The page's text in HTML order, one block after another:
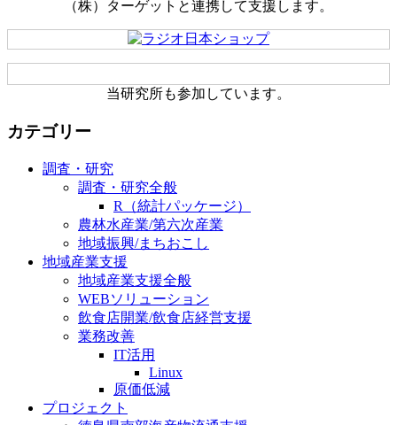
（株）ターゲットと連携して支援します。
当研究所も参加しています。
カテゴリー
調査・研究
調査・研究全般
R（統計パッケージ）
農林水産業/第六次産業
地域振興/まちおこし
地域産業支援
地域産業支援全般
WEBソリューション
飲食店開業/飲食店経営支援
業務改善
IT活用
Linux
原価低減
プロジェクト